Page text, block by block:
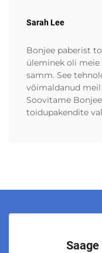
Sarah Lee
Bonjee paberist
üleminek oli
samm. See
võimaldanud
Soovitame
toidupakendite